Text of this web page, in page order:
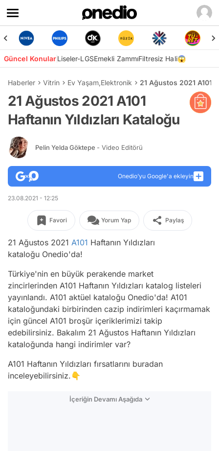
Güncel KonularLiseler-LGSEmekli ZammıFiltresiz Hali😱
Haberler Vitrin Ev Yaşam,Elektronik 21 Ağustos 2021 A101
21 Ağustos 2021 A101
Haftanın Yıldızları Kataloğu
Pelin Yelda Göktepe - Video Editörü
Onedio’yu Google'a ekleyin
23.08.2021 - 12:25
Favori Yorum Yap Paylaş
21 Ağustos 2021 A101 Haftanın Yıldızları
kataloğu Onedio'da!
Türkiye'nin en büyük perakende market
zincirlerinden A101 Haftanın Yıldızları katalog listeleri
yayınlandı. A101 aktüel kataloğu Onedio'da! A101
kataloğundaki birbirinden cazip indirimleri kaçırmamak
için güncel A101 broşür içeriklerimizi takip
edebilirsiniz. Bakalım 21 Ağustos Haftanın Yıldızları
kataloğunda hangi indirimler var?
A101 Haftanın Yıldızları fırsatlarını buradan
inceleyebilirsiniz.👇
İçeriğin Devamı Aşağıda